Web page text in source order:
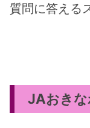
質問に答える
JAおきな